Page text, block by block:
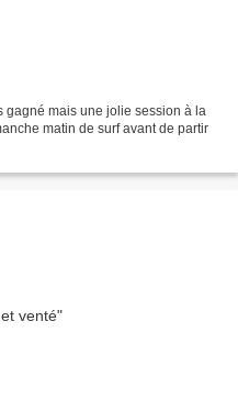
gagné mais une jolie session à la
matin de surf avant de partir